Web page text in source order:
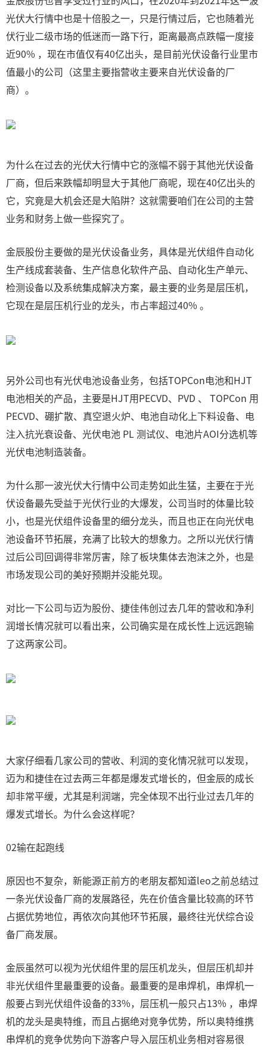
光伏大行情中也是十倍股之一，只是行情过后，它也随着光
伏行业二级市场的低迷而一路下行，距离最高点跌幅一度接
近90% ，现在市值仅有40亿出头，是目前光伏设备行业里市
值最小的公司（这里主要指营收主要来自光伏设备的厂
商）。
为什么在过去的光伏大行情中它的涨幅不弱于其他光伏设备
厂商，但后来跌幅却明显大于其他厂商呢，现在40亿出头的
它，究竟是大机会还是大陷阱？这就需要咱们在公司的主营
业务和财务上做一些探究了。
金辰股份主要做的是光伏设备业务，具体是光伏组件自动化
生产线成套装备、生产信息化软件产品、自动化生产单元、
检测设备以及系统集成解决方案，最主要的业务是层压机，
它现在是层压机行业的龙头，市占率超过40% 。
另外公司也有光伏电池设备业务，包括TOPCon电池和HJT
电池相关的产品，主要是HJT用PECVD、PVD 、 TOPCon 用
PECVD、硼扩散、真空退火炉、电池自动化上下料设备、电
注入抗光衰设备、光伏电池 PL 测试仪、电池片AOI分选机等
光伏电池制造装备。
为什么那一波光伏大行情中公司走势如此生猛，主要在于光
伏设备最先受益于光伏行业的大爆发，公司当时的体量比较
小，也是光伏组件设备里的细分龙头，而且也正在向光伏电
池设备环节拓展，充满了比较大的想象力。之所以光伏行情
过后公司回调得非常厉害，除了板块集体去泡沫之外，也是
市场发现公司的美好预期并没能兑现。
对比一下公司与迈为股份、捷佳伟创过去几年的营收和净利
润增长情况就可以看出来，公司确实是在成长性上远远跑输
了这两家公司。
大家仔细看几家公司的营收、利润的变化情况就可以发现，
迈为和捷佳在过去两三年都是爆发式增长的，但金辰的成长
却非常平缓，尤其是利润端，完全体现不出行业过去几年的
爆发式增长。为什么会这样呢？
02输在起跑线
原因也不复杂，新能源正前方的老朋友都知道leo之前总结过
一条光伏设备厂商的发展路径，先在价值含量比较高的环节
占据优势地位，再依次向其他环节拓展，最终往光伏综合设
备厂商发展。
金辰虽然可以视为光伏组件里的层压机龙头，但层压机却并
非光伏组件里最重要的设备。最重要的是串焊机，串焊机一
般要占到光伏组件设备的33%，层压机一般只占13% ，串焊
机的龙头是奥特维，而且占据绝对竞争优势，所以奥特维携
串焊机的竞争优势向下游客户导入层压机业务相对容易很